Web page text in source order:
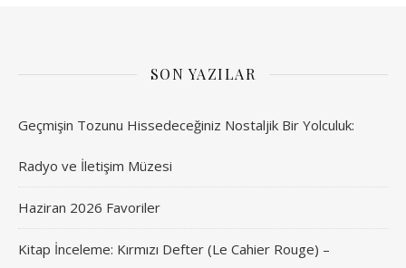
SON YAZILAR
Geçmişin Tozunu Hissedeceğiniz Nostaljik Bir Yolculuk:
Radyo ve İletişim Müzesi
Haziran 2026 Favoriler
Kitap İnceleme: Kırmızı Defter (Le Cahier Rouge) –